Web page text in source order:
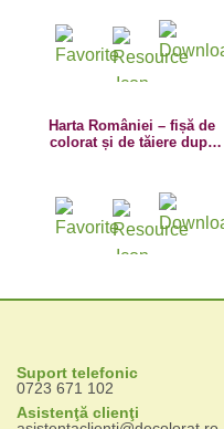
Harta României – fișă de
colorat și de tăiere după
Suport telefonic
0723 671 102
Asistenţă clienţi